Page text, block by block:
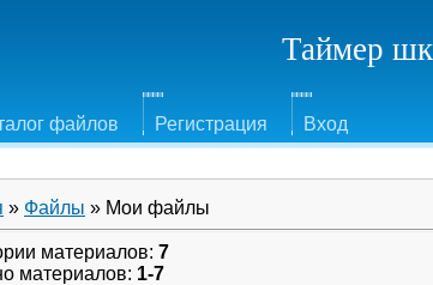
Таймер
файлов Регистрация Вход
» Файлы » Мои файлы
материалов: 7
материалов: 1-7